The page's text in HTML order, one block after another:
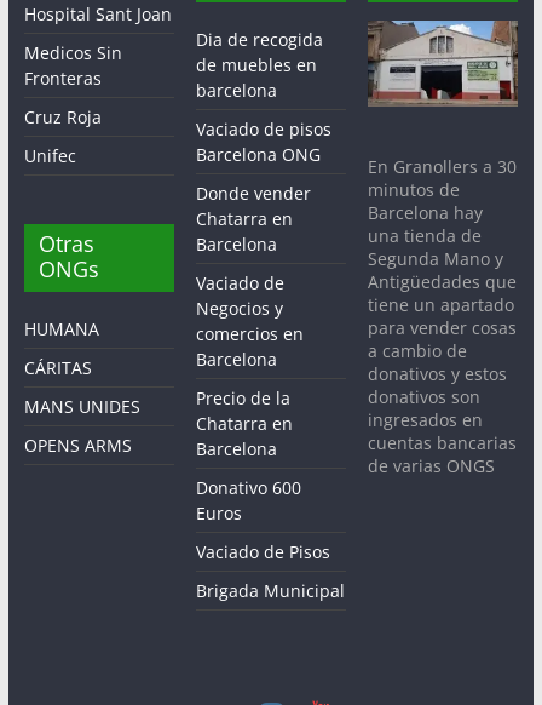
Hospital Sant Joan
Medicos Sin
Fronteras
Cruz Roja
Unifec
Otras
ONGs
HUMANA
CÁRITAS
MANS UNIDES
OPENS ARMS
Dia de recogida
de muebles en
barcelona
Vaciado de pisos
Barcelona ONG
Donde vender
Chatarra en
Barcelona
Vaciado de
Negocios y
comercios en
Barcelona
Precio de la
Chatarra en
Barcelona
Donativo 600
Euros
Vaciado de Pisos
Brigada Municipal
En Granollers a 30
minutos de
Barcelona hay
una tienda de
Segunda Mano y
Antigüedades que
tiene un apartado
para vender cosas
a cambio de
donativos y estos
donativos son
ingresados en
cuentas bancarias
de varias ONGS